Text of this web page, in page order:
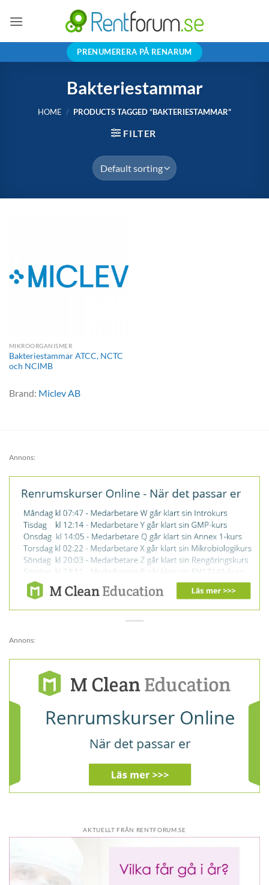
PRENUMERERA PÅ RENARUM
Bakteriestammar
HOME / PRODUCTS TAGGED “BAKTERIESTAMMAR”
FILTER
MIKROORGANISMER
Bakteriestammar ATCC, NCTC
och NCIMB
Brand: Miclev AB
Annons:
Annons:
AKTUELLT FRÅN RENTFORUM.SE